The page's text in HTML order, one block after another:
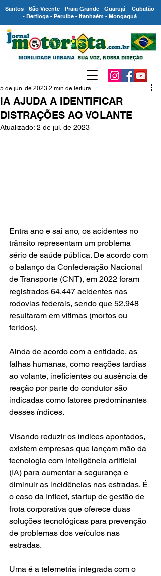
Santos - São Vicente - Praia Grande - Guarujá - Cubatão
- Bertioga - Peruíbe - Itanhaém - Mongaguá
IA AJUDA A IDENTIFICAR
DISTRAÇÕES AO VOLANTE
5 de jun. de 2023 2 min de leitura
Atualizado: 2 de jul. de 2023
Entra ano e sai ano, os acidentes no
trânsito representam um problema
sério de saúde pública. De acordo com
o balanço da Confederação Nacional
de Transporte (CNT), em 2022 foram
registrados 64.447 acidentes nas
rodovias federais, sendo que 52.948
resultaram em vítimas (mortos ou
feridos).
Ainda de acordo com a entidade, as
falhas humanas, como reações tardias
ao volante, ineficientes ou ausência de
reação por parte do condutor são
indicadas como fatores predominantes
desses índices.
Visando reduzir os índices apontados,
existem empresas que lançam mão da
tecnologia com inteligência artificial
(IA) para aumentar a segurança e
diminuir as incidências nas estradas. É
o caso da Infleet, startup de gestão de
frota corporativa que oferece duas
soluções tecnológicas para prevenção
de problemas dos veículos nas
estradas.
Uma é a telemetria integrada com o